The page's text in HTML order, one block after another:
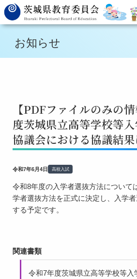
お知らせ
【PDFファイルのみの
度茨城県立高等学校等
協議会における協議結
令和7年6月4日 高校入試
令和8年度の入学者選抜方法について
学者選抜方法を正式に決定し、入学
する予定です。
関連書類
令和7年度茨城県立高等学校等入